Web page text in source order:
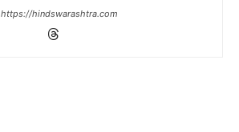
https://hindswarashtra.com